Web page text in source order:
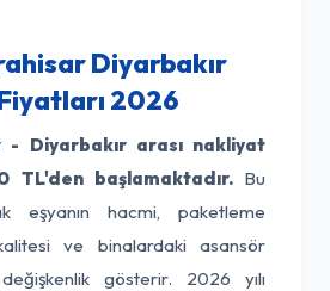
Diyarbakır
2026
- Diyarbakır arası nakliyat
TL'den başlamaktadır.Bu
eşyanın hacmi, paketleme
ve binalardaki asansör
gösterir. 2026 yılı